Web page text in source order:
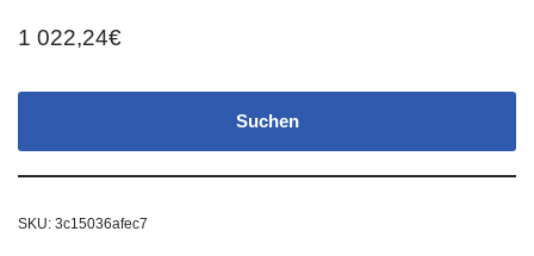
1 022,24€
Suchen
SKU: 3c15036afec7